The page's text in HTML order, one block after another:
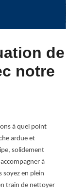
de
notre
à quel point
ardue et
solidement
à
soyez en plein
train de nettoyer